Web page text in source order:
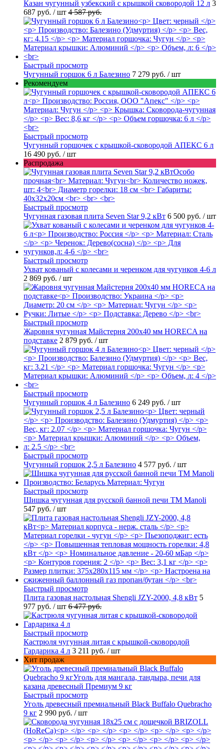
Казан чугунный узбекский с крышкой сковородой 12 л 3
687 руб. / шт 4 587 руб.
Быстрый просмотр
Чугунный горшок 6 л Балезино 7 279 руб. / шт
Рекомендуем
Быстрый просмотр
Чугунный горшочек с крышкой-сковородой АПЕКС 6 л
16 490 руб. / шт
Распродажа
Быстрый просмотр
Чугунная газовая плита Seven Star 9,2 кВт 6 500 руб. / шт
Быстрый просмотр
Ухват кованый с колесами и черенком для чугунков 4-6 л
2 869 руб. / шт
Быстрый просмотр
Жаровня чугунная Майстерня 200х40 мм HORECA на
подставке 2 879 руб. / шт
Быстрый просмотр
Чугунный горшок 4 л Балезино 6 249 руб. / шт
Быстрый просмотр
Чугунный горшок 2,5 л Балезино 4 577 руб. / шт
Быстрый просмотр
Шишка чугунная для русской банной печи ТМ Manoli
547 руб. / шт
Быстрый просмотр
Плита газовая настольная Shengli JZY-2000, 4,8 кВт 5
977 руб. / шт 6 477 руб.
Быстрый просмотр
Кастрюля чугунная литая с крышкой-сковородой
Гардарика 4 л 3 211 руб. / шт
Хит продаж
Быстрый просмотр
Уголь древесный премиальный Black Buffalo Quebracho
9 кг 2 990 руб. / шт